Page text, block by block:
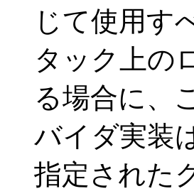
じて使用す
タック上の
る場合に、
バイダ実装
指定された